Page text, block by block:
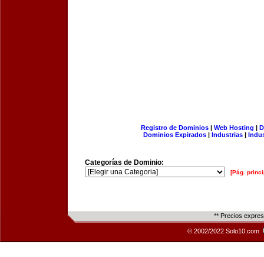
Registro de Dominios| Web Hosting |
Dominios Expirados | Industrias |
Categorías de Dominio:
[Pág.
** Precios
© 2002/2022 Solo10.com